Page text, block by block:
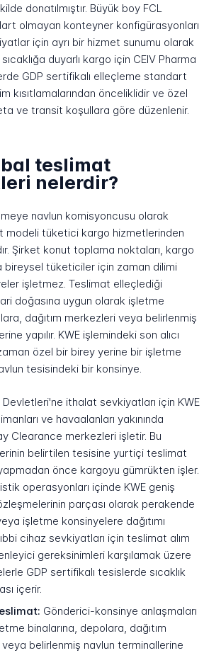
donatılmıştır. Büyük boy FCL
olmayan konteyner konfigürasyonları
için ayrı bir hizmet sunumu olarak
duyarlı kargo için CEIV Pharma
GDP sertifikalı elleçleme standart
kısıtlamalarından önceliklidir ve özel
ve transit koşullara göre düzenlenir.
teslimat
nelerdir?
navlun komisyoncusu olarak
modeli tüketici kargo hizmetlerinden
Şirket konut toplama noktaları, kargo
bireysel tüketiciler için zaman dilimi
işletmez. Teslimat elleçlediği
doğasına uygun olarak işletme
dağıtım merkezleri veya belirlenmiş
yapılır. KWE işlemindeki son alıcı
özel bir birey yerine bir işletme
tesisindeki bir konsinye.
ithalat sevkiyatları için KWE
ve havaalanları yakınında
Clearance merkezleri işletir. Bu
belirtilen tesisine yurtiçi teslimat
önce kargoyu gümrükten işler.
operasyonları içinde KWE geniş
parçası olarak perakende
işletme konsinyelere dağıtımı
cihaz sevkiyatları için teslimat alım
gereksinimleri karşılamak üzere
GDP sertifikalı tesislerde sıcaklık
içerir.
Gönderici-konsinye anlaşmaları
binalarına, depolara, dağıtım
belirlenmiş navlun terminallerine